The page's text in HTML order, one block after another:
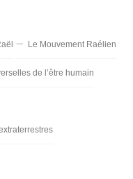
Le Mouvement Raélien
de l’être humain